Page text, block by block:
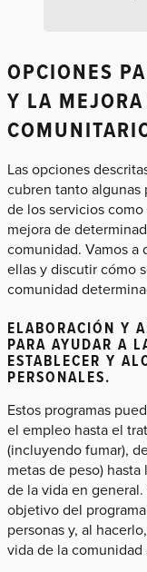
OPCIONES
Y LA
Las opciones
cubren tanto algunas
de los servicios
mejora de
comunidad. Vamos
ellas y discutir cómo
comunidad
ELABORACIÓN Y
PARA AYUDAR A
ESTABLECER Y
PERSONALES.
Estos programas
el empleo hasta el
(incluyendo fumar),
metas de peso)
de la vida en
objetivo del
personas y, al
vida de la comunidad